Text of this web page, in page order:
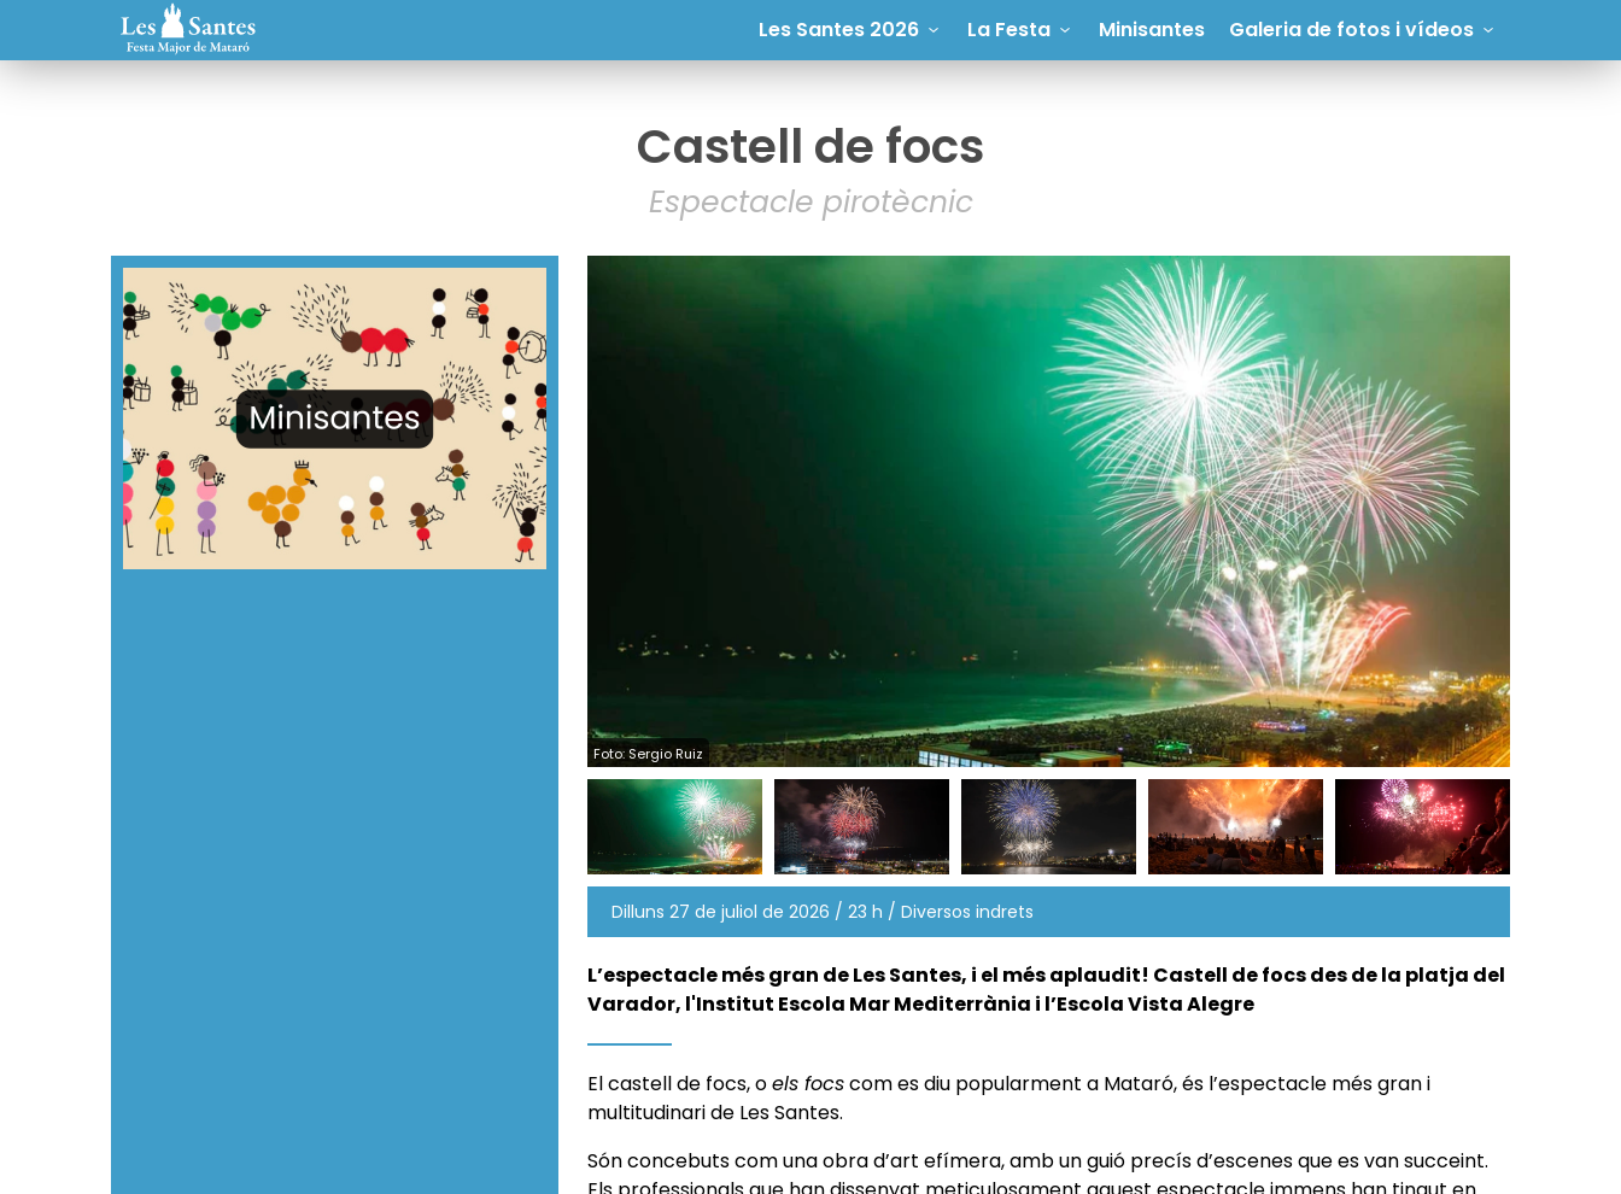
Les Santes 2026 La Festa Minisantes Galeria de fotos i vídeos
Castell de focs
Espectacle pirotècnic
Foto: Sergio Ruiz
Dilluns 27 de juliol de 2026 / 23 h / Diversos indrets
L’espectacle més gran de Les Santes, i el més aplaudit! Castell de focs des de la platja del
Varador, l'Institut Escola Mar Mediterrània i l’Escola Vista Alegre
El castell de focs, oels focscom es diu popularment a Mataró, és l’espectacle més gran i
multitudinari de Les Santes.
Són concebuts com una obra d’art efímera, amb un guió precís d’escenes que es van succeint.